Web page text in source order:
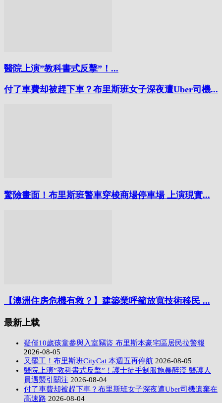
醫院上演”教科書式反擊”！...
付了車費却被趕下車？布里斯班女子深夜遭Uber司機...
驚險畫面！布里斯班警車穿梭商場停車場 上演現實...
【澳洲住房危機有救？】建築業呼籲放寬技術移民 ...
最新上载
疑僅10歲孩童參與入室竊盜 布里斯本豪宅區居民拉警報
2026-08-05
又罷工！布里斯班CityCat 本週五再停航 2026-08-05
醫院上演”教科書式反擊”！護士徒手制服施暴醉漢 醫護人
員遇襲引關注 2026-08-04
付了車費却被趕下車？布里斯班女子深夜遭Uber司機遺棄在
高速路 2026-08-04